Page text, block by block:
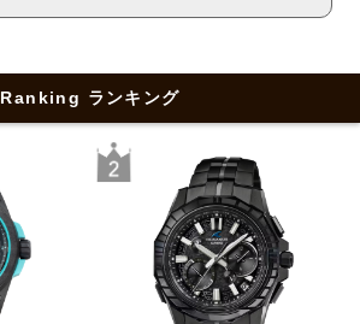
Ranking ランキング